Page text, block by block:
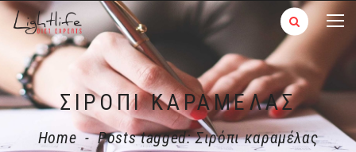
ΣΙΡΌΠΙ ΚΑΡΑΜΈΛΑΣ
Home - Posts tagged: Σιρόπι καραμέλας